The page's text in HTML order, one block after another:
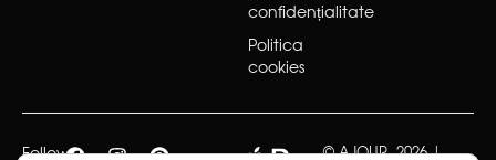
confidențialitate
Politica
cookies
Follow © AJOUR, 2026 |